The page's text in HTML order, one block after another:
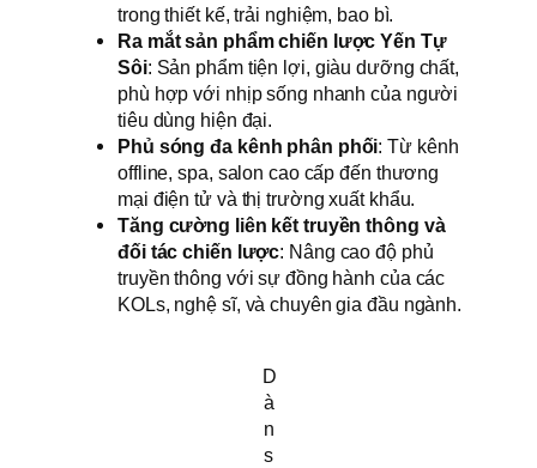
trong thiết kế, trải nghiệm, bao bì.
Ra mắt sản phẩm chiến lược Yến Tự
Sôi: Sản phẩm tiện lợi, giàu dưỡng chất,
phù hợp với nhịp sống nhanh của người
tiêu dùng hiện đại.
Phủ sóng đa kênh phân phối: Từ kênh
offline, spa, salon cao cấp đến thương
mại điện tử và thị trường xuất khẩu.
Tăng cường liên kết truyền thông và
đối tác chiến lược: Nâng cao độ phủ
truyền thông với sự đồng hành của các
KOLs, nghệ sĩ, và chuyên gia đầu ngành.
D
à
n
s